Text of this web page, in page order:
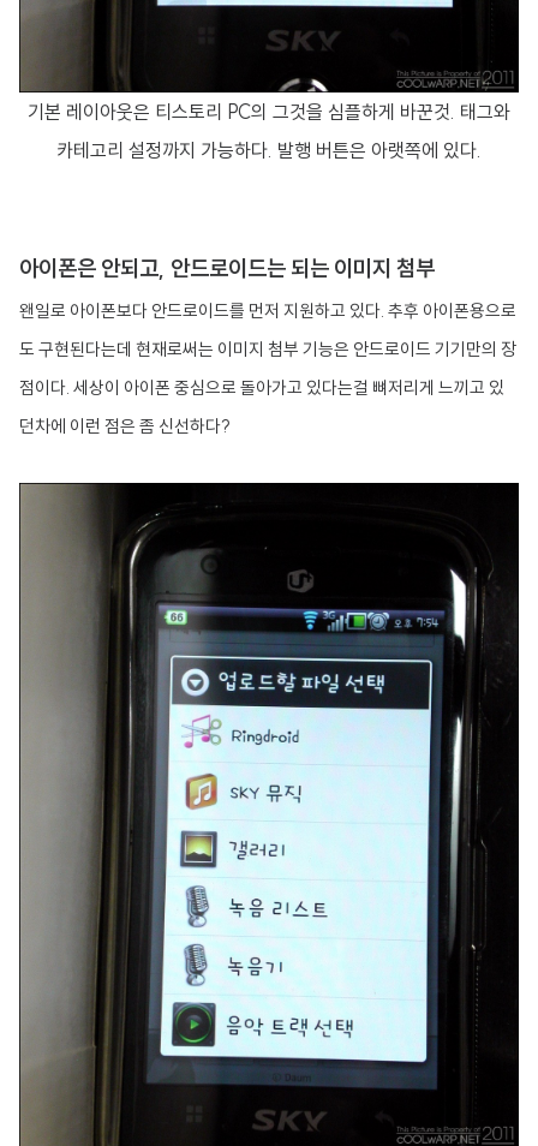
기본 레이아웃은 티스토리 PC의 그것을 심플하게 바꾼것. 태그와
카테고리 설정까지 가능하다. 발행 버튼은 아랫쪽에 있다.
아이폰은 안되고, 안드로이드는 되는 이미지 첨부
왠일로 아이폰보다 안드로이드를 먼저 지원하고 있다. 추후 아이폰용으로
도 구현된다는데 현재로써는 이미지 첨부 기능은 안드로이드 기기만의 장
점이다. 세상이 아이폰 중심으로 돌아가고 있다는걸 뼈저리게 느끼고 있
던차에 이런 점은 좀 신선하다?